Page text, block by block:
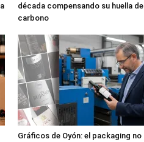
década compensando su huella de
carbono
Gráficos de Oyón: el packaging no